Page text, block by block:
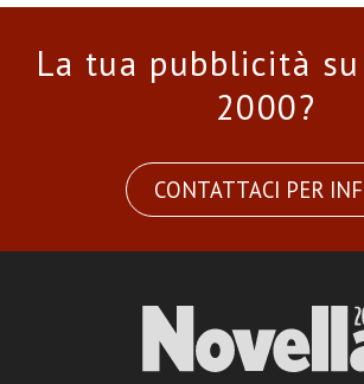
La tua pubblicità
2000?
CONTATTACI PER